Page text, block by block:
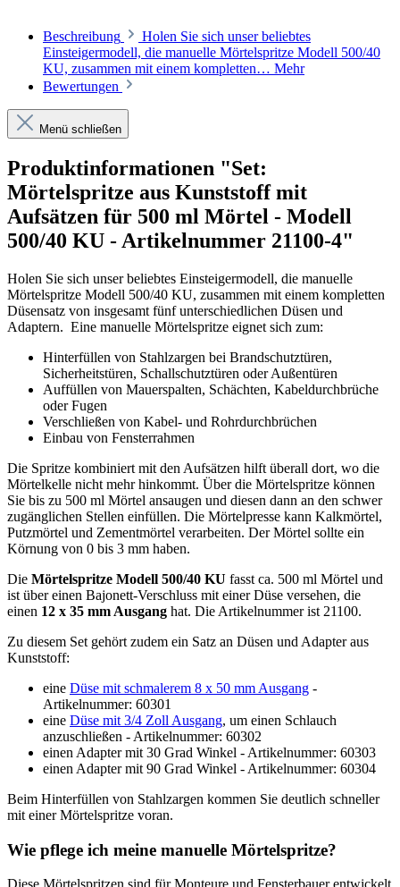
Beschreibung
Holen Sie sich unser beliebtes
Einsteigermodell, die manuelle Mörtelspritze Modell 500/40
KU, zusammen mit einem kompletten… Mehr
Bewertungen
Menü schließen
Produktinformationen "Set:
Mörtelspritze aus Kunststoff mit
Aufsätzen für 500 ml Mörtel - Modell
500/40 KU - Artikelnummer 21100-4"
Holen Sie sich unser beliebtes Einsteigermodell, die manuelle
Mörtelspritze Modell 500/40 KU, zusammen mit einem kompletten
Düsensatz von insgesamt fünf unterschiedlichen Düsen und
Adaptern. Eine manuelle Mörtelspritze eignet sich zum:
Hinterfüllen von Stahlzargen bei Brandschutztüren,
Sicherheitstüren, Schallschutztüren oder Außentüren
Auffüllen von Mauerspalten, Schächten, Kabeldurchbrüche
oder Fugen
Verschließen von Kabel- und Rohrdurchbrüchen
Einbau von Fensterrahmen
Die Spritze kombiniert mit den Aufsätzen hilft überall dort, wo die
Mörtelkelle nicht mehr hinkommt. Über die Mörtelspritze können
Sie bis zu 500 ml Mörtel ansaugen und diesen dann an den schwer
zugänglichen Stellen einfüllen. Die Mörtelpresse kann Kalkmörtel,
Putzmörtel und Zementmörtel verarbeiten. Der Mörtel sollte ein
Körnung von 0 bis 3 mm haben.
Die Mörtelspritze Modell 500/40 KU fasst ca. 500 ml Mörtel und
ist über einen Bajonett-Verschluss mit einer Düse versehen, die
einen 12 x 35 mm Ausgang hat. Die Artikelnummer ist 21100.
Zu diesem Set gehört zudem ein Satz an Düsen und Adapter aus
Kunststoff:
eine Düse mit schmalerem 8 x 50 mm Ausgang -
Artikelnummer: 60301
eine Düse mit 3/4 Zoll Ausgang, um einen Schlauch
anzuschließen - Artikelnummer: 60302
einen Adapter mit 30 Grad Winkel - Artikelnummer: 60303
einen Adapter mit 90 Grad Winkel - Artikelnummer: 60304
Beim Hinterfüllen von Stahlzargen kommen Sie deutlich schneller
mit einer Mörtelspritze voran.
Wie pflege ich meine manuelle Mörtelspritze?